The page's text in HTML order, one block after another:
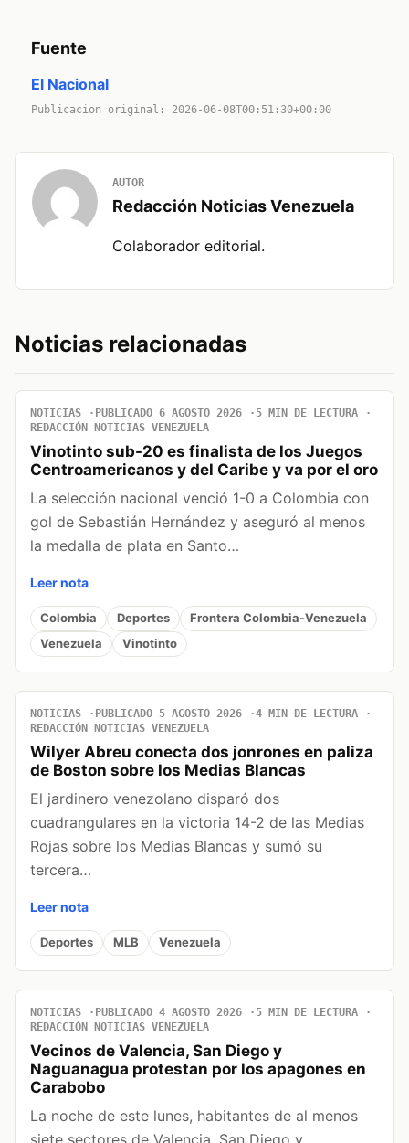
Fuente
El Nacional
Publicacion original: 2026-06-08T00:51:30+00:00
AUTOR
Redacción Noticias Venezuela
Colaborador editorial.
Noticias relacionadas
NOTICIAS PUBLICADO 6 AGOSTO 2026
5 MIN DE LECTURA
REDACCIÓN NOTICIAS VENEZUELA
Vinotinto sub-20 es finalista de los Juegos
Centroamericanos y del Caribe y va por el oro
La selección nacional venció 1-0 a Colombia con
gol de Sebastián Hernández y aseguró al menos
la medalla de plata en Santo…
Leer nota
Colombia Deportes
Frontera Colombia-Venezuela
Venezuela
Vinotinto
NOTICIAS PUBLICADO 5 AGOSTO 2026
4 MIN DE LECTURA
REDACCIÓN NOTICIAS VENEZUELA
Wilyer Abreu conecta dos jonrones en paliza
de Boston sobre los Medias Blancas
El jardinero venezolano disparó dos
cuadrangulares en la victoria 14-2 de las Medias
Rojas sobre los Medias Blancas y sumó su
tercera…
Leer nota
Deportes MLB Venezuela
NOTICIAS PUBLICADO 4 AGOSTO 2026
5 MIN DE LECTURA
REDACCIÓN NOTICIAS VENEZUELA
Vecinos de Valencia, San Diego y
Naguanagua protestan por los apagones en
Carabobo
La noche de este lunes, habitantes de al menos
siete sectores de Valencia, San Diego y